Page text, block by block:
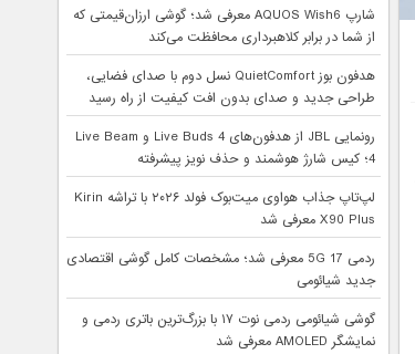
شارپ AQUOS Wish6 معرفی شد؛ گوشی ارزان‌قیمتی که
از شما در برابر کلاهبرداری محافظت می‌کند
هدفون بوز QuietComfort نسل دوم با صدای فضایی،
طراحی جدید و صدای بدون افت کیفیت از راه رسید
رونمایی JBL از هدفون‌های Live Buds 4 و Live Beam
4؛ کیس شارژ هوشمند و حذف نویز پیشرفته
لپ‌تاپ جذاب هواوی میت‌بوک فولد ۲۰۲۶ با تراشه Kirin
X90 Plus معرفی شد
ردمی 17 5G معرفی شد؛ مشخصات کامل گوشی اقتصادی
جدید شیائومی
گوشی شیائومی ردمی نوت ۱۷ با بزرگ‌ترین باتری ردمی و
نمایشگر AMOLED معرفی شد